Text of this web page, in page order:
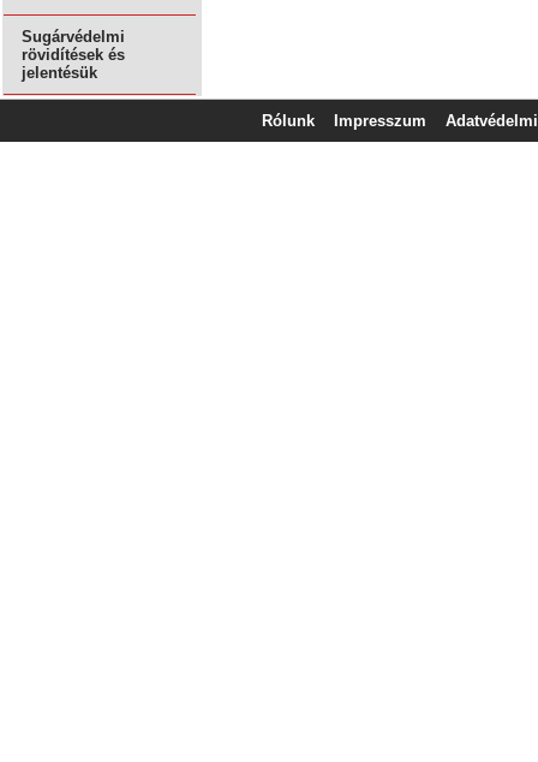
Sugárvédelmi
rövidítések és
jelentésük
Rólunk Impresszum